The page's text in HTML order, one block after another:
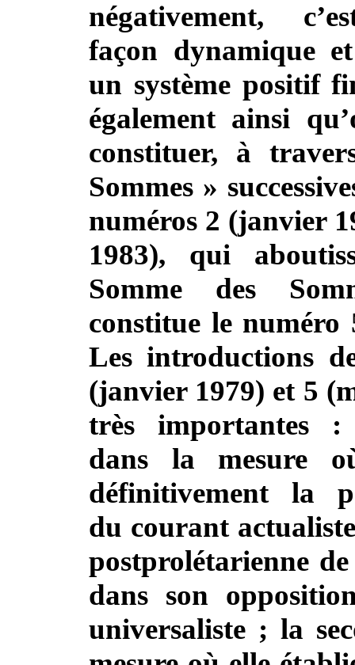
négativement,
façon dynamique
un système positif
également ainsi
constituer, à
Sommes »
numéros 2 (janvier
1983), qui
Somme des
constitue le numéro
Les introductions
(janvier 1979) et 5
très importantes
dans la mesure
définitivement la
du courant
postprolétarienne
dans son
universaliste ; la